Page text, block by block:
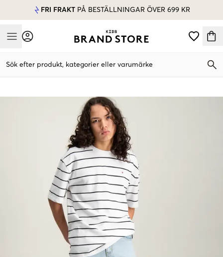
FRI FRAKT PÅ BESTÄLLNINGAR ÖVER 699 KR
Mobile Menu
Sök efter produkt, kategorier eller varumärke